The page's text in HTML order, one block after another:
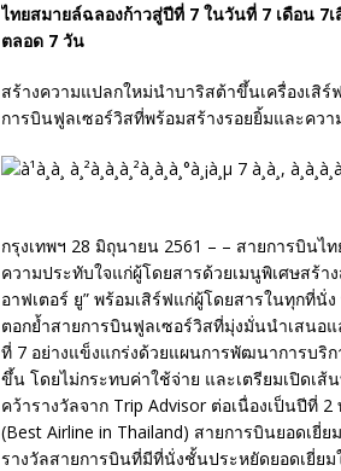
ไทยสมายล์ฉลองก้าวสู่ปีที่ 7 ในวันที่ 7 เดือน 7
ตลอด 7 วัน
สร้างความแปลกใหม่นำบาริสต้าขึ้นเครื่องเสิ
การบินฟูลเซอร์วิสที่พร้อมสร้างรอยยิ้มและคว
กรุงเทพฯ 28 มิถุนายน 2561 – – สายการบิน
ความประทับใจแก่ผู้โดยสารด้วยเมนูพิเศษสร้
อาฟเตอร์ ยู” พร้อมเสิร์ฟแก่ผู้โดยสารในทุกที่
ตอกย้ำสายการบินฟูลเซอร์วิสที่มุ่งมั่นนำเสนอ
ที่ 7 อย่างแข็งแกร่งด้วยแผนการพัฒนาการบริ
ขึ้น โดยไม่กระทบค่าใช้จ่าย และเตรียมเปิดเ
คว้ารางวัลจาก Trip Advisor ต่อเนื่องเป็นปีที่
(Best Airline in Thailand) สายการบินยอดเยี่
รางวัลสายการบินที่มีที่นั่งชั้นประหยัดยอดเยี่ยม